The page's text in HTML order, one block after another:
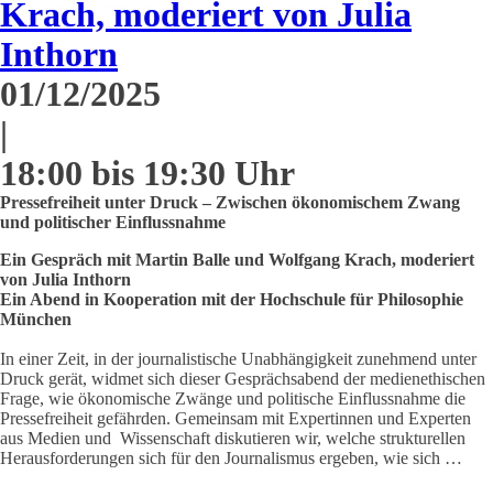
Krach, moderiert von Julia
Inthorn
01/12/2025
|
18:00 bis 19:30 Uhr
Pressefreiheit unter Druck – Zwischen ökonomischem Zwang
und politischer Einflussnahme
Ein Gespräch mit Martin Balle und Wolfgang Krach, moderiert
von Julia Inthorn
Ein Abend in Kooperation mit der Hochschule für Philosophie
München
In einer Zeit, in der journalistische Unabhängigkeit zunehmend unter
Druck gerät, widmet sich dieser Gesprächsabend der medienethischen
Frage, wie ökonomische Zwänge und politische Einflussnahme die
Pressefreiheit gefährden. Gemeinsam mit Expertinnen und Experten
aus Medien und Wissenschaft diskutieren wir, welche strukturellen
Herausforderungen sich für den Journalismus ergeben, wie sich …